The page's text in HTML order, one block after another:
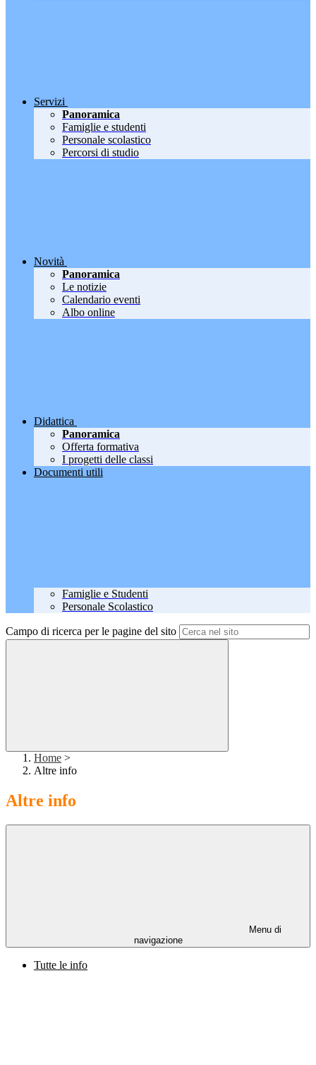
Servizi
Panoramica
Famiglie e studenti
Personale scolastico
Percorsi di studio
Novità
Panoramica
Le notizie
Calendario eventi
Albo online
Didattica
Panoramica
Offerta formativa
I progetti delle classi
Documenti utili
Famiglie e Studenti
Personale Scolastico
Campo di ricerca per le pagine del sito
Home >
Altre info
Altre info
Menu di
navigazione
Tutte le info